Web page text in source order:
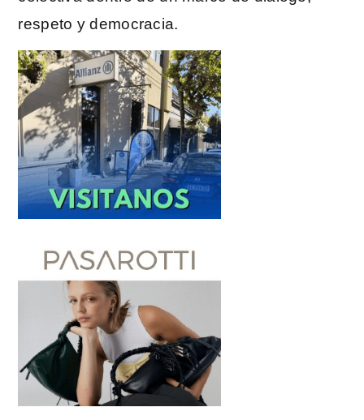
respeto y democracia.